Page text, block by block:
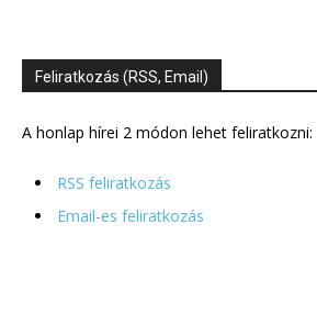
Feliratkozás (RSS, Email)
A honlap hírei 2 módon lehet feliratkozni:
RSS feliratkozás
Email-es feliratkozás